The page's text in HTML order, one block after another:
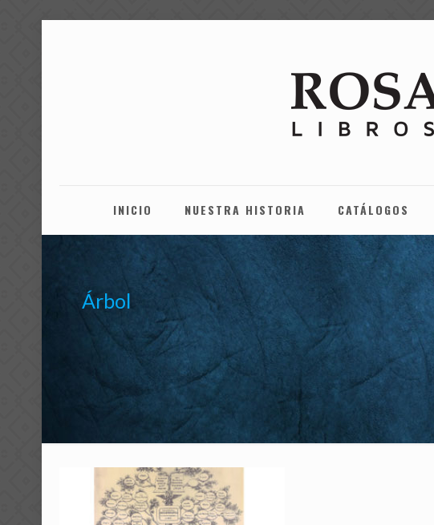
INICIO NUESTRA HISTORIA CATÁLOGOS
Árbol